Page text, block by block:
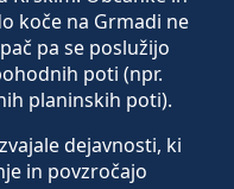
koče na Grmadi ne
pa se poslužijo
poti (npr.
planinskih poti).
dejavnosti, ki
in povzročajo